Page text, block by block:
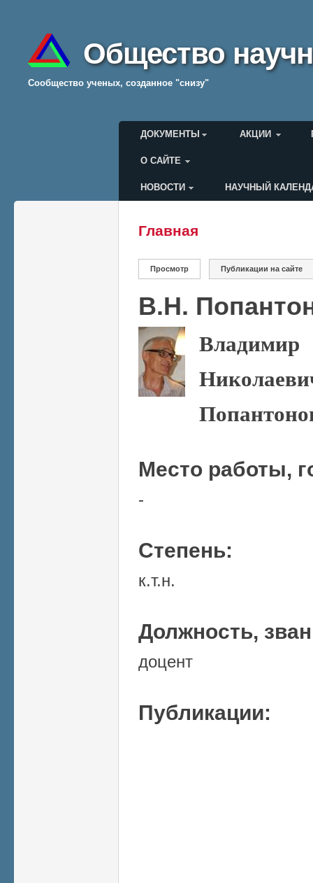
Общество
Cообщество ученых, созданное "снизу"
Главное меню
ДОКУМЕНТЫ АКЦИИ
О САЙТЕ
Меню пользователя
НОВОСТИ НАУЧНЫЙ
Вы здесь
Главная
Главные вкладки
Просмотр (активная вкладка)
Публикации на сайте
В.Н.
Владимир
Место работы,
-
Степень:
к.т.н.
Должность,
доцент
Публикации: